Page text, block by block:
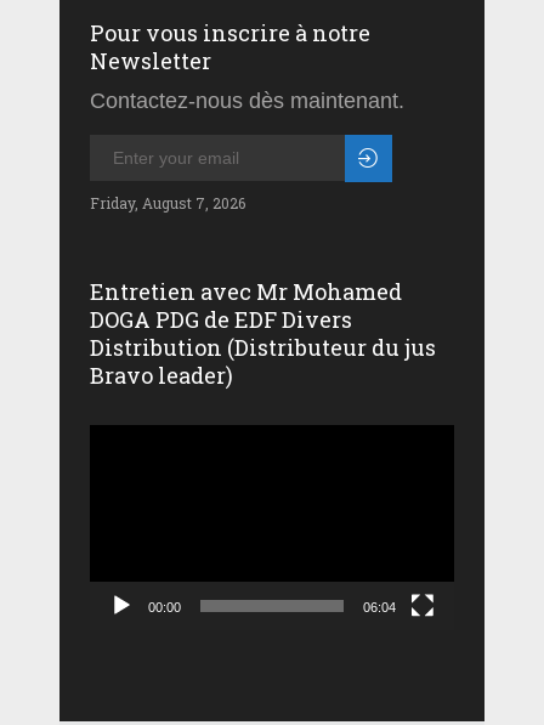
Pour vous inscrire à notre
Newsletter
Contactez-nous dès maintenant.
Friday, August 7, 2026
Entretien avec Mr Mohamed
DOGA PDG de EDF Divers
Distribution (Distributeur du jus
Bravo leader)
00:00 06:04